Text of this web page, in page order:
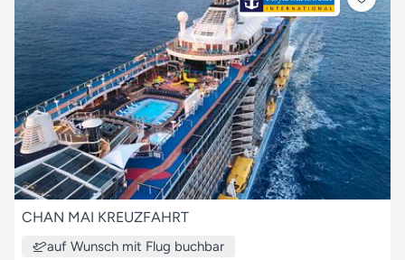
CHAN MAI KREUZFAHRT
auf Wunsch mit Flug buchbar